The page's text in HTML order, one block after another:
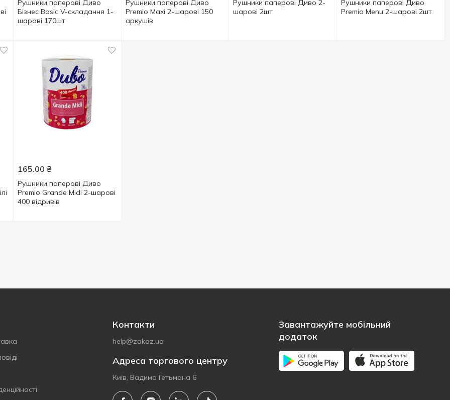
Рушники паперові Диво
Бізнес Basic V-складання 1-
шарові 170шт
Рушники паперові Диво
Premio Maxi 2-шарові 150
аркушів
Рушники паперові Диво 2-
шарові 2шт
Рушники паперові Диво
Premio Menu 2-шарові 2шт
165.00 ₴
Рушники паперові Диво
Premio Grande Midi 2-шарові
400 відривів
Контакти
help@zakaz.ua
Адреса торгового центру
Київ, Вадима Гетьмана 6
Завантажуйте мобільний
додаток